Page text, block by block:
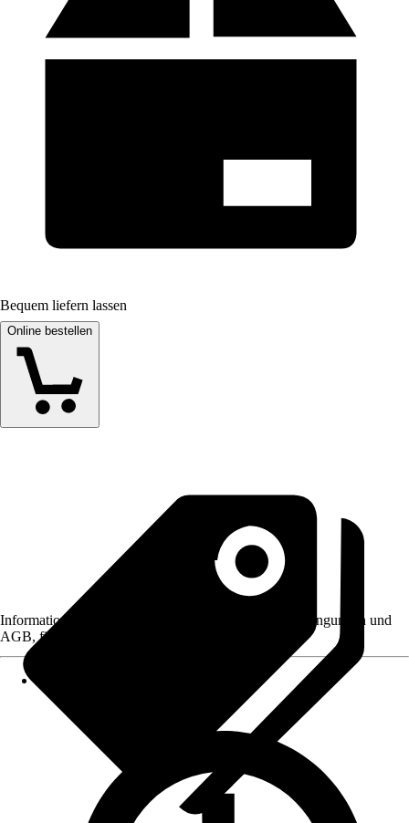
Bequem liefern lassen
Online bestellen
Informationen des Verkäufers, wie z. B. Rückgabebedingungen und
AGB, finden Sie bei Klick auf den Verkäufernamen.